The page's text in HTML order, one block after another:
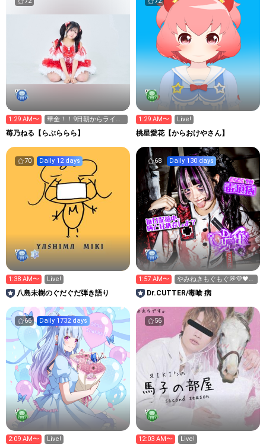
1:29 AM〜
華金！！9日朝からライブ
だよん
苺乃ねる【らぶららら】
1:29 AM〜 Live!
桃星愛花【からおけやさん】
70 Daily 12 days
1:38 AM〜 Live!
八島未樹のぐだぐだ弾き語り
68 Daily 130 days
1:57 AM〜
やみねきもぐもぐ💭💜🖤ス
クショ・画録🆖
Dr.CUTTER/毒喰 病
66 Daily 1732 days
2:09 AM〜 Live!
56
12:03 AM〜 Live!